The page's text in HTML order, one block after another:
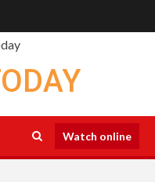
Watch online